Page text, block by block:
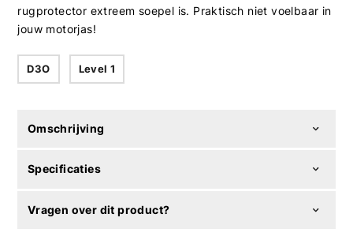
rugprotector extreem soepel is. Praktisch niet voelbaar in
jouw motorjas!
D3O Level 1
Omschrijving
Specificaties
Vragen over dit product?